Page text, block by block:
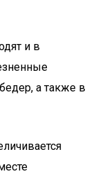
и в
а также в